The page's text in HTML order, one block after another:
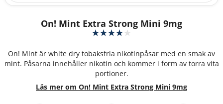
On! Mint Extra Strong Mini 9mg
On! Mint är white dry tobaksfria nikotinpåsar med en smak av
mint. Påsarna innehåller nikotin och kommer i form av torra vita
portioner.
Läs mer om On! Mint Extra Strong Mini 9mg